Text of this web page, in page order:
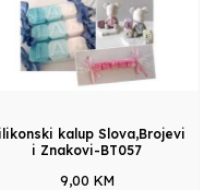
kalup Slova,Brojevi
i Znakovi-BT057
9,00 KM